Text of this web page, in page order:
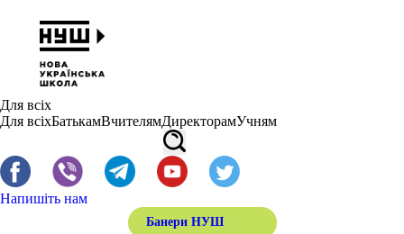
Для всіх
Для всіхБатькамВчителямДиректорамУчням
Напишіть нам
Банери НУШ